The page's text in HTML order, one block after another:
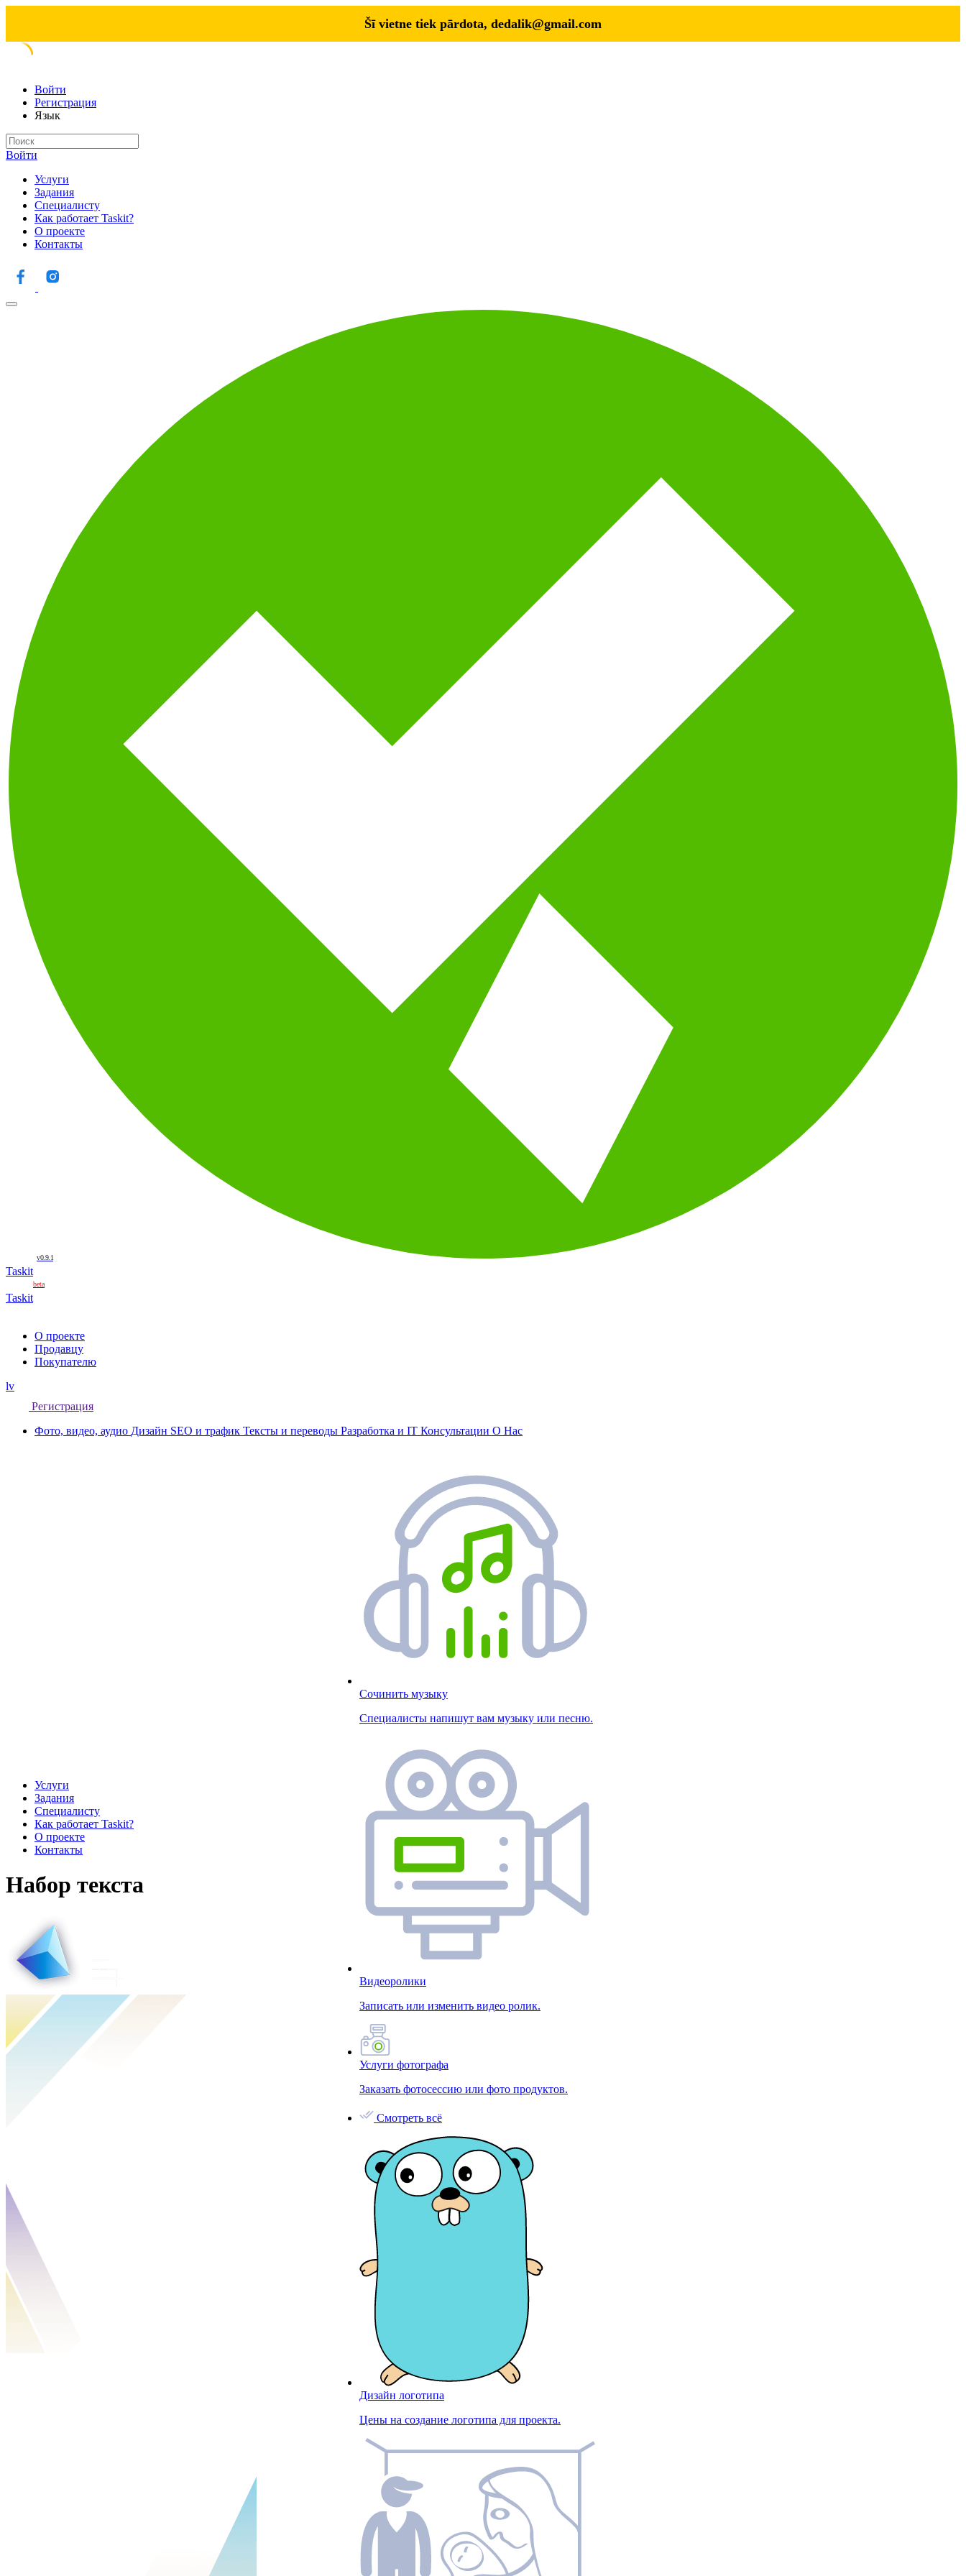
Šī vietne tiek pārdota, dedalik@gmail.com
Войти
Регистрация
Язык
Войти
Услуги
Задания
Специалисту
Как работает Taskit?
О проекте
Контакты
Taskit
v0.9.1
Taskit
beta
О проекте
Продавцу
Покупателю
lv
Регистрация
Фото, видео, аудио Дизайн SEO и трафик Тексты и переводы Разработка и IT Консультации О Нас
Сочинить музыку
Специалисты напишут вам музыку или песню.
Видеоролики
Записать или изменить видео ролик.
Услуги фотографа
Заказать фотосессию или фото продуктов.
Смотреть всё
Дизайн логотипа
Цены на создание логотипа для проекта.
Услуги
Задания
Специалисту
Как работает Taskit?
О проекте
Контакты
Набор текста